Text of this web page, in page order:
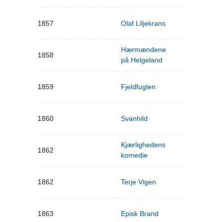
1857 Olaf Liljekrans
1858
Hærmændene
på Helgeland
1859 Fjeldfuglen
1860 Svanhild
1862
Kjærlighedens
komedie
1862 Terje Vigen
1863 Episk Brand